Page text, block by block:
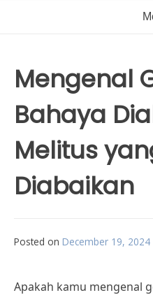
Mengenal
Bahaya
Melitus
Diabaikan
Posted on December 19, 2024
Apakah kamu mengenal